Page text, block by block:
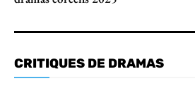
CRITIQUES DE DRAMAS